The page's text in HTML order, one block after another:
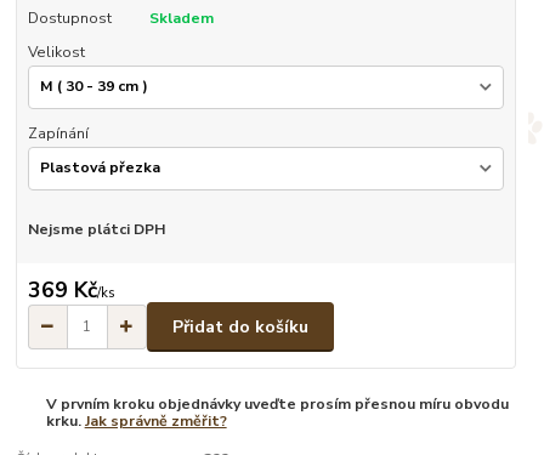
Dostupnost
Skladem
Velikost
Zapínání
Nejsme plátci DPH
369 Kč/ks
Přidat do košíku
V prvním kroku objednávky uveďte prosím přesnou míru obvodu
krku.Jak správně změřit?